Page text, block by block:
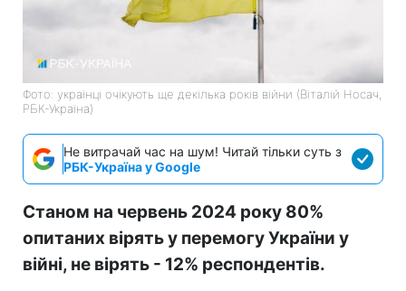
Фото: українці очікують ще декілька років війни (Віталій Носач,
РБК-Україна)
Не витрачай час на шум! Читай тільки суть з
РБК-Україна у Google
Станом на червень 2024 року 80%
опитаних вірять у перемогу України у
війні, не вірять - 12% респондентів.